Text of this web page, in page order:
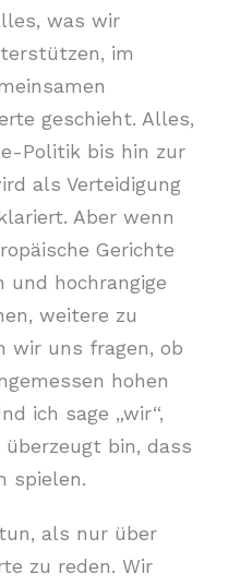
was wir
im
geschieht. Alles,
Politik bis hin zur
als Verteidigung
Aber wenn
Gerichte
und hochrangige
weitere zu
wir uns fragen, ob
hohen
ich sage „wir“,
bin, dass
spielen.
als nur über
zu reden. Wir